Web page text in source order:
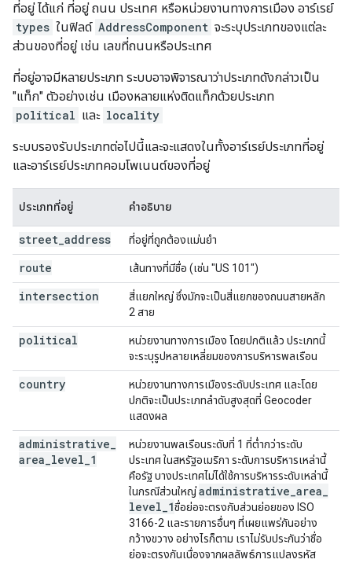
ที่อยู่ ได้แก่ ที่อยู่ ถนน ประเทศ หรือหน่วยงานทางการเมือง อาร์เรย์
types ในฟิลด์ AddressComponent จะระบุประเภทของแต่ละ
ส่วนของที่อยู่ เช่น เลขที่ถนนหรือประเทศ
ที่อยู่อาจมีหลายประเภท ระบบอาจพิจารณาว่าประเภทดังกล่าวเป็น
"แท็ก" ตัวอย่างเช่น เมืองหลายแห่งติดแท็กด้วยประเภท
political และ locality
ระบบรองรับประเภทต่อไปนี้และจะแสดงในทั้งอาร์เรย์ประเภทที่อยู่
และอาร์เรย์ประเภทคอมโพเนนต์ของที่อยู่
ประเภทที่อยู่ คำอธิบาย
street address ที่อยู่ที่ถูกต้องแม่นยำ
route เส้นทางที่มีชื่อ (เช่น "US 101")
intersection
สี่แยกใหญ่ ซึ่งมักจะเป็นสี่แยกของถนนสายหลัก
2 สาย
political
หน่วยงานทางการเมือง โดยปกติแล้ว ประเภทนี้
จะระบุรูปหลายเหลี่ยมของการบริหารพลเรือน
country
หน่วยงานทางการเมืองระดับประเทศ และโดย
ปกติจะเป็นประเภทลำดับสูงสุดที่ Geocoder
แสดงผล
administrative
area level 1
หน่วยงานพลเรือนระดับที่ 1 ที่ต่ำกว่าระดับ
ประเทศ ในสหรัฐอเมริกา ระดับการบริหารเหล่านี้
คือรัฐ บางประเทศไม่ได้ใช้การบริหารระดับเหล่านี้
ในกรณีส่วนใหญ่administrative area
level 1ชื่อย่อจะตรงกับส่วนย่อยของ ISO
3166-2 และรายการอื่นๆ ที่เผยแพร่กันอย่าง
กว้างขวาง อย่างไรก็ตาม เราไม่รับประกันว่าชื่อ
ย่อจะตรงกันเนื่องจากผลลัพธ์การแปลงรหัส